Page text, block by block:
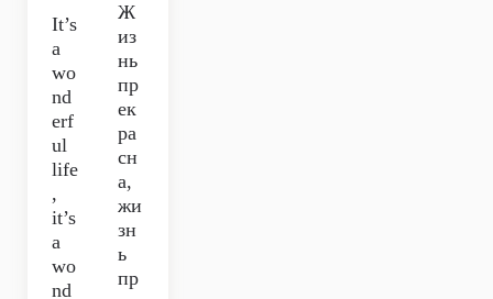
It’s
a
wo
nd
erf
ul
life
,
it’s
a
wo
nd
Ж
из
нь
пр
ек
ра
сн
а,
жи
зн
ь
пр